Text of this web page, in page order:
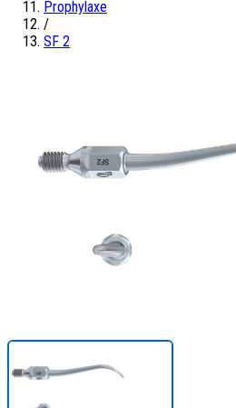
Prophylaxe
/
SF 2